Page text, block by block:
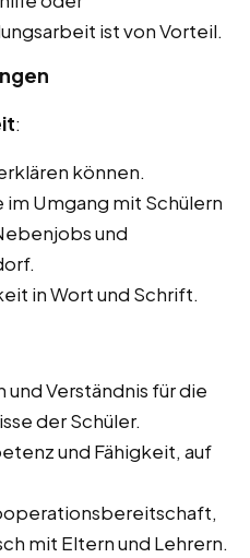
ist von Vorteil.
:
können.
Umgang mit Schülern
und
in Wort und Schrift.
Verständnis für die
der Schüler.
und Fähigkeit, auf
mit Eltern und Lehrern.